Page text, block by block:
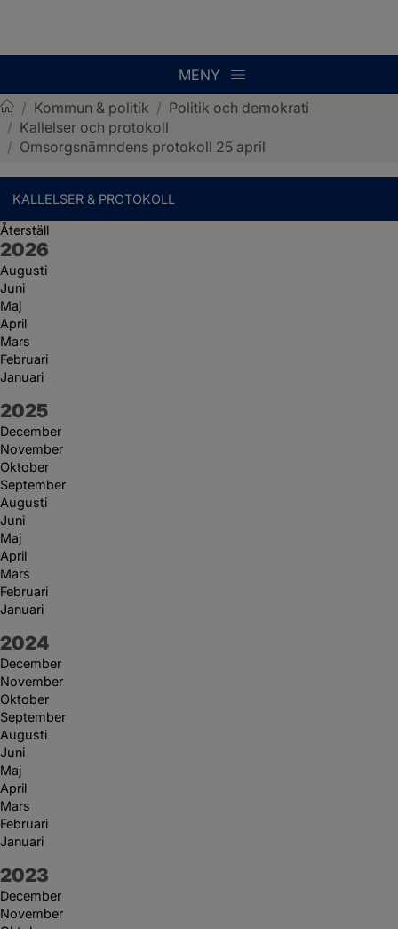
MENY
Sotenäs kommun
/ Kommun & politik / Politik och demokrati
/ Kallelser och protokoll
/ Omsorgsnämndens protokoll 25 april
KALLELSER & PROTOKOLL
Återställ
År:
2026
Augusti
Juni
Maj
April
Mars
Februari
Januari
År:
2025
December
November
Oktober
September
Augusti
Juni
Maj
April
Mars
Februari
Januari
År:
2024
December
November
Oktober
September
Augusti
Juni
Maj
April
Mars
Februari
Januari
År:
2023
December
November